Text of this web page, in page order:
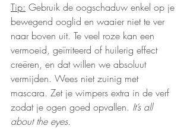
Tip: Gebruik de oogschaduw enkel op je
bewegend ooglid en waaier niet te ver
naar boven uit. Te veel roze kan een
vermoeid, geïrriteerd of huilerig effect
creëren, en dat willen we absoluut
vermijden. Wees niet zuinig met
mascara. Zet je wimpers extra in de verf
zodat je ogen goed opvallen. It’s all
about the eyes.